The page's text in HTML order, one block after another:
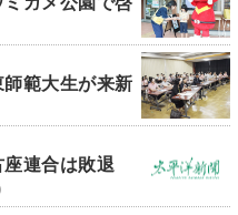
範大生が来新
連合は敗退